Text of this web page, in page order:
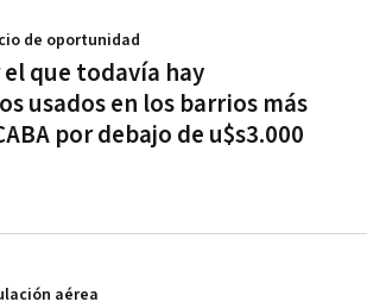
que todavía hay
usados en los barrios más
por debajo de u$s3.000
de oportunidad
aérea